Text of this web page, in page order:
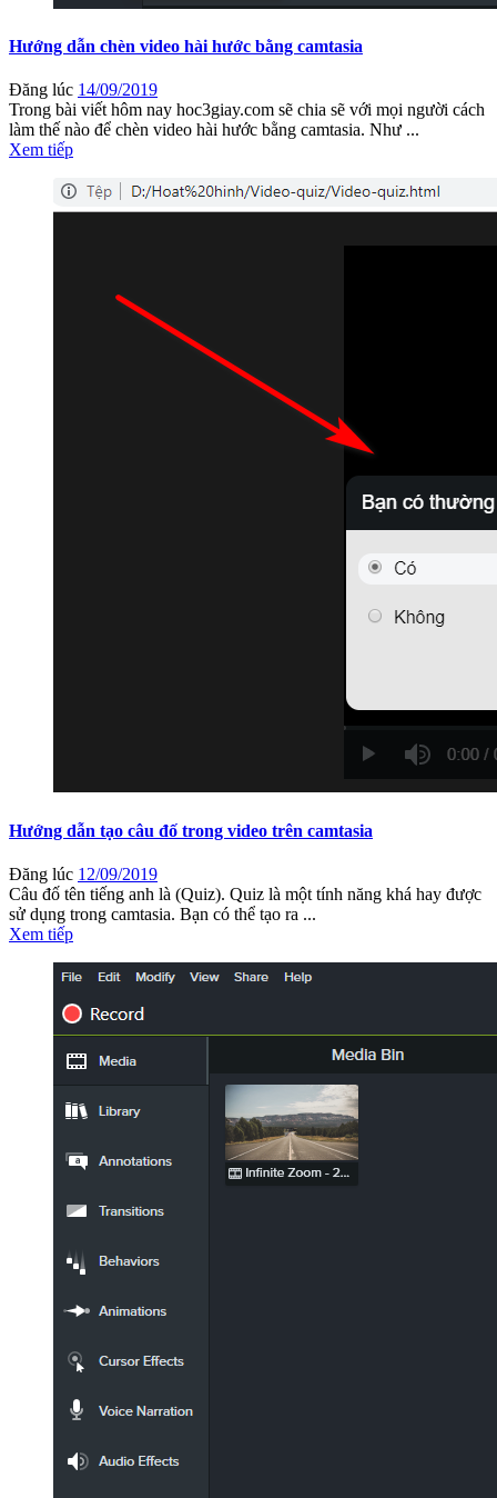
Hướng dẫn chèn video hài hước bằng camtasia
Đăng lúc 14/09/2019
Trong bài viết hôm nay hoc3giay.com sẽ chia sẽ với mọi người cách
làm thế nào để chèn video hài hước bằng camtasia. Như ...
Xem tiếp
Hướng dẫn tạo câu đố trong video trên camtasia
Đăng lúc 12/09/2019
Câu đố tên tiếng anh là (Quiz). Quiz là một tính năng khá hay được
sử dụng trong camtasia. Bạn có thể tạo ra ...
Xem tiếp